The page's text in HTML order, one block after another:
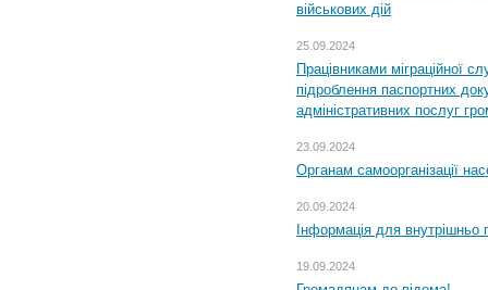
військових дій
25.09.2024
Працівниками міграційної
підроблення паспортних
адміністративних послуг
23.09.2024
Органам самоорганізації
20.09.2024
Інформація для внутрішньо
19.09.2024